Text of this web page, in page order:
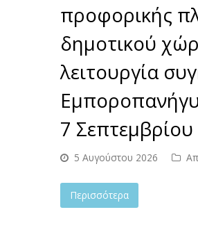
προφορικής
δημοτικού
λειτουργία
7
5 Αυγούστου 2026
Περισσότερα